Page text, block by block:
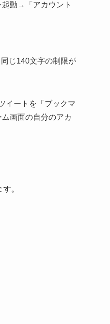
起動→「アカウント
じ140文字の制限が
イートを「ブックマ
画面の自分のアカ
。